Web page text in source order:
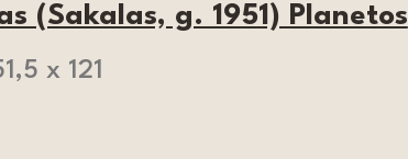
(Sakalas, g. 1951) Planetos
x 121